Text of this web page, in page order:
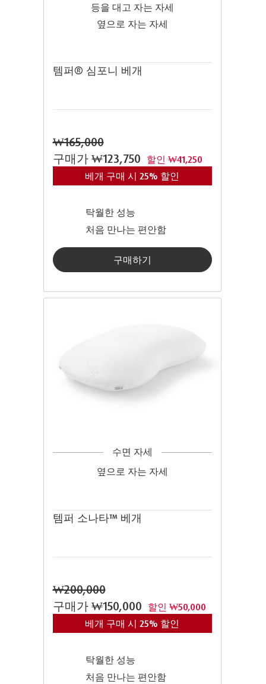
등을 대고 자는 자세
옆으로 자는 자세
템퍼® 심포니 베개
₩165,000
구매가₩123,750 할인 ₩41,250
베개 구매 시 25% 할인
탁월한 성능
처음 만나는 편안함
구매하기
수면 자세
옆으로 자는 자세
템퍼 소나타™ 베개
₩200,000
구매가₩150,000 할인 ₩50,000
베개 구매 시 25% 할인
탁월한 성능
처음 만나는 편안함